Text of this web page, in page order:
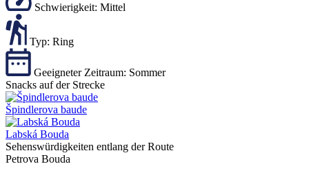
Schwierigkeit: Mittel
Typ: Ring
Geeigneter Zeitraum: Sommer
Snacks auf der Strecke
Špindlerova baude
Labská Bouda
Sehenswürdigkeiten entlang der Route
Petrova Bouda